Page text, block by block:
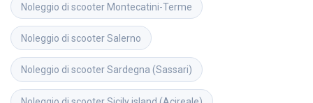
Noleggio di scooter Montecatini-Terme
Noleggio di scooterSalerno
Noleggio di scooterSardegna (Sassari)